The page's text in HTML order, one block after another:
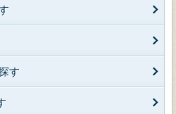
す